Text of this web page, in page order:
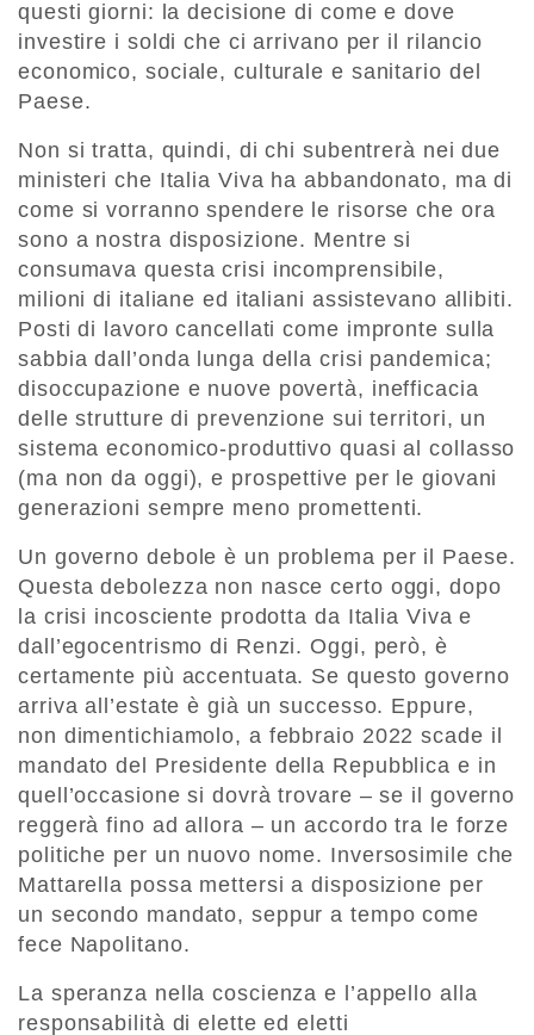
questi giorni: la decisione di come e dove
investire i soldi che ci arrivano per il rilancio
economico, sociale, culturale e sanitario del
Paese.
Non si tratta, quindi, di chi subentrerà nei due
ministeri che Italia Viva ha abbandonato, ma di
come si vorranno spendere le risorse che ora
sono a nostra disposizione. Mentre si
consumava questa crisi incomprensibile,
milioni di italiane ed italiani assistevano allibiti.
Posti di lavoro cancellati come impronte sulla
sabbia dall’onda lunga della crisi pandemica;
disoccupazione e nuove povertà, inefficacia
delle strutture di prevenzione sui territori, un
sistema economico-produttivo quasi al collasso
(ma non da oggi), e prospettive per le giovani
generazioni sempre meno promettenti.
Un governo debole è un problema per il Paese.
Questa debolezza non nasce certo oggi, dopo
la crisi incosciente prodotta da Italia Viva e
dall’egocentrismo di Renzi. Oggi, però, è
certamente più accentuata. Se questo governo
arriva all’estate è già un successo. Eppure,
non dimentichiamolo, a febbraio 2022 scade il
mandato del Presidente della Repubblica e in
quell’occasione si dovrà trovare – se il governo
reggerà fino ad allora – un accordo tra le forze
politiche per un nuovo nome. Inversosimile che
Mattarella possa mettersi a disposizione per
un secondo mandato, seppur a tempo come
fece Napolitano.
La speranza nella coscienza e l’appello alla
responsabilità di elette ed eletti